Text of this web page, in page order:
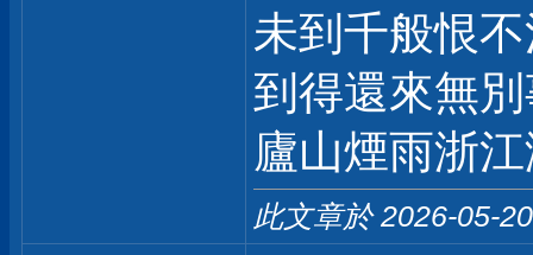
未到千般恨
到得還來無
廬山煙雨浙
此文章於 2026-05-